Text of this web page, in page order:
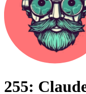
255: